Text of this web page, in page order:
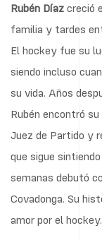
Rubén Díaz creció
familia y tardes
El hockey fue su
siendo incluso
su vida. Años
Rubén encontró
Juez de Partido y
que sigue
semanas debutó
Covadonga. Su
amor por el hockey.